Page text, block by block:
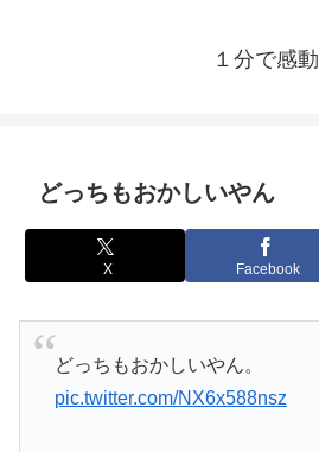
１分で感動
どっちもおかしいやん
X Facebook
どっちもおかしいやん。
pic.twitter.com/NX6x588nsz